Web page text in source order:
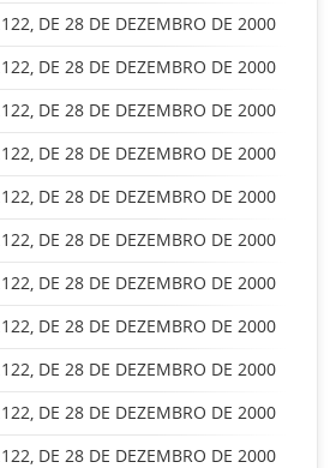
DE 28 DE DEZEMBRO DE 2000
DE 28 DE DEZEMBRO DE 2000
DE 28 DE DEZEMBRO DE 2000
DE 28 DE DEZEMBRO DE 2000
DE 28 DE DEZEMBRO DE 2000
DE 28 DE DEZEMBRO DE 2000
DE 28 DE DEZEMBRO DE 2000
DE 28 DE DEZEMBRO DE 2000
DE 28 DE DEZEMBRO DE 2000
DE 28 DE DEZEMBRO DE 2000
DE 28 DE DEZEMBRO DE 2000